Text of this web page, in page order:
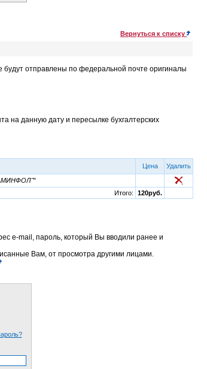
Вернуться к списку
будут отправлены по федеральной почте оригиналы
на данную дату и пересылке бухгалтерских
Цена
Удалить
"
Итого:
120руб.
e-mail, пароль, который Вы вводили ранее и
Вам, от просмотра другими лицами.